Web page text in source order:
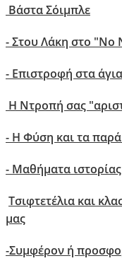
Βάστα Σόιμπλε
- Στου Λάκη στο "No
- Επιστροφή στα
Η Ντροπή σας
- Η Φύση και τα
- Μαθήματα
Τσιφτετέλια και
μας
-Συμφέρον ή